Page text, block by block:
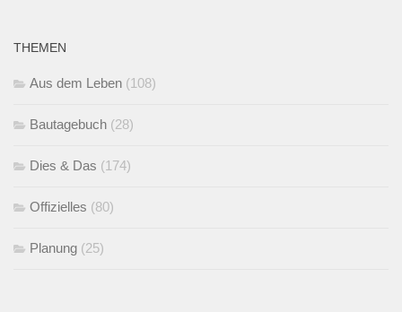
THEMEN
Aus dem Leben (108)
Bautagebuch (28)
Dies & Das (174)
Offizielles (80)
Planung (25)